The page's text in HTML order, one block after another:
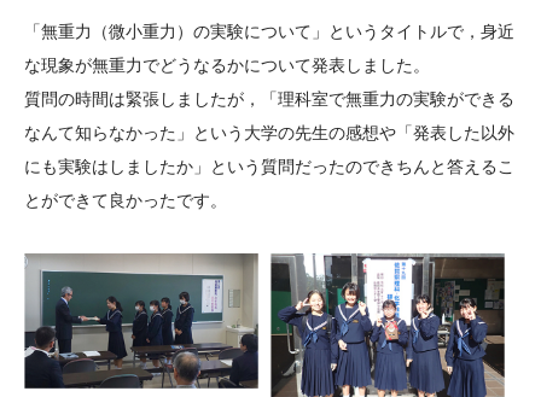
「無重力（微小重力）の実験について」というタイトルで，身近
な現象が無重力でどうなるかについて発表しました。
質問の時間は緊張しましたが，「理科室で無重力の実験ができる
なんて知らなかった」という大学の先生の感想や「発表した以外
にも実験はしましたか」という質問だったのできちんと答えるこ
とができて良かったです。